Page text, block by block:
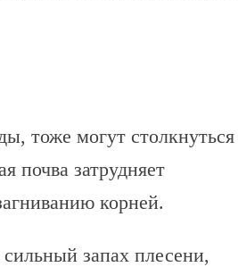
тоже могут столкнуться
почва затрудняет
корней.
запах плесени,